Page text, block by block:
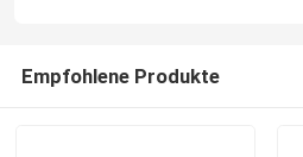
Empfohlene Produkte